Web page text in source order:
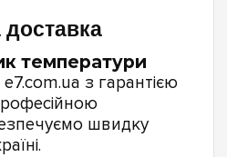
температури
e7.com.ua з гарантією
швидку